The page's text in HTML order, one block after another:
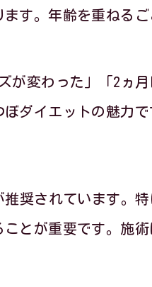
めの成功コツを解説
で継続的に効果を
耳つぼダイエットの
でリバウンドしない
ダイエットのポイント
す。年齢を重ねる
変わった」「2ヵ
ダイエットの魅力で
奨されています。
とが重要です。施